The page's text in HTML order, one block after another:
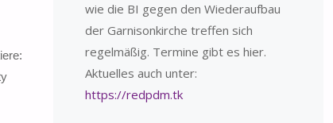
wie die BI gegen den Wiederaufbau
der Garnisonkirche treffen sich
regelmäßig. Termine gibt es hier.
Aktuelles auch unter:
https://redpdm.tk